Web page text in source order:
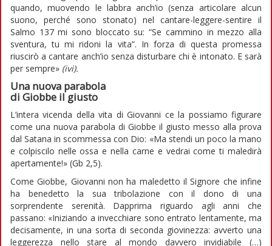
quando, muovendo le labbra anch’io (senza articolare alcun
suono, perché sono stonato) nel cantare-leggere-sentire il
Salmo 137 mi sono bloccato su: “Se cammino in mezzo alla
sventura, tu mi ridoni la vita”. In forza di questa promessa
riuscirò a cantare anch’io senza disturbare chi è intonato. E sarà
per sempre» (ivi).
Una nuova parabola
di Giobbe il giusto
L’intera vicenda della vita di Giovanni ce la possiamo figurare
come una nuova parabola di Giobbe il giusto messo alla prova
dal Satana in scommessa con Dio: «Ma stendi un poco la mano
e colpiscilo nelle ossa e nella carne e vedrai come ti maledirà
apertamente!» (Gb 2,5).
Come Giobbe, Giovanni non ha maledetto il Signore che infine
ha benedetto la sua tribolazione con il dono di una
sorprendente serenità. Dapprima riguardo agli anni che
passano: «Iniziando a invecchiare sono entrato lentamente, ma
decisamente, in una sorta di seconda giovinezza: avverto una
leggerezza nello stare al mondo davvero invidiabile (…)